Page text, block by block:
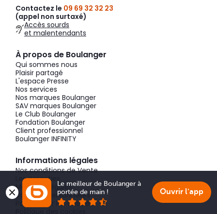
Contactez le 09 69 32 32 23
(appel non surtaxé)
Accès sourds
et malentendants
À propos de Boulanger
Qui sommes nous
Plaisir partagé
L'espace Presse
Nos services
Nos marques Boulanger
SAV marques Boulanger
Le Club Boulanger
Fondation Boulanger
Client professionnel
Boulanger INFINITY
Informations légales
Nos conditions de Vente
Les garanties
Mentions légales
Données personnelles
Paramétrer les cookies
Le meilleur de Boulanger à
portée de main !
Ouvrir l'app